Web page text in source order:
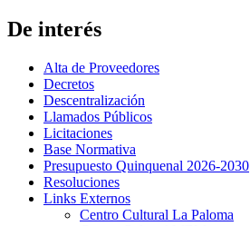
De interés
Alta de Proveedores
Decretos
Descentralización
Llamados Públicos
Licitaciones
Base Normativa
Presupuesto Quinquenal 2026-2030
Resoluciones
Links Externos
Centro Cultural La Paloma